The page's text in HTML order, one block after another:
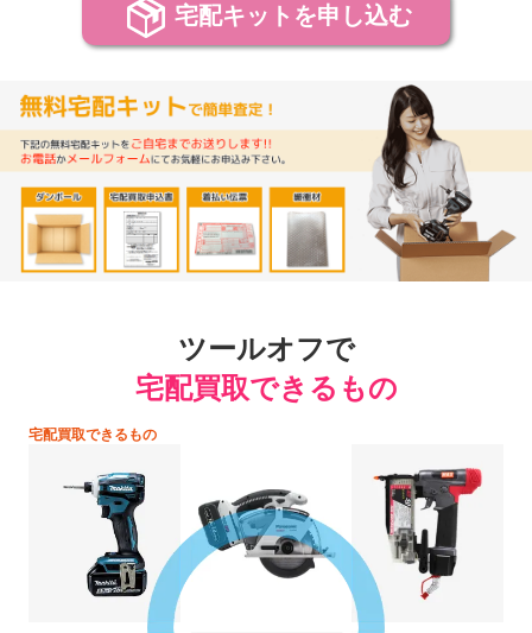
宅配キットを申し込む
ツールオフで
宅配買取できるもの
宅配買取できるもの